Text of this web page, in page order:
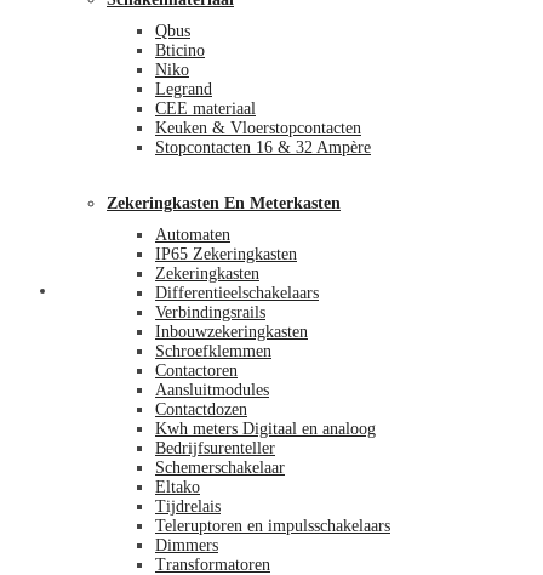
Qbus
Bticino
Niko
Legrand
CEE materiaal
Keuken & Vloerstopcontacten
Stopcontacten 16 & 32 Ampère
Zekeringkasten En Meterkasten
Automaten
IP65 Zekeringkasten
Zekeringkasten
Differentieelschakelaars
Verbindingsrails
Inbouwzekeringkasten
Schroefklemmen
Contactoren
Aansluitmodules
Contactdozen
Kwh meters Digitaal en analoog
Bedrijfsurenteller
Schemerschakelaar
Eltako
Tijdrelais
Teleruptoren en impulsschakelaars
Dimmers
Transformatoren